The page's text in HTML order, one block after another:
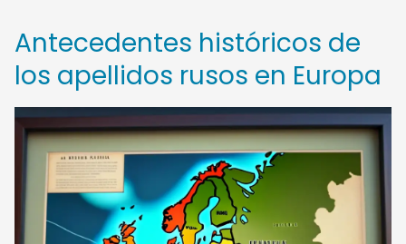
Antecedentes históricos de
los apellidos rusos en Europa